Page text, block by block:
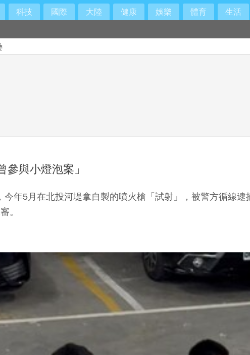
科技 國際 大陸 健康 娛樂 體育 生活
與小燈泡案」
年5月在北投河堤拿自製的噴火槍「試射」，被警方循線逮
。